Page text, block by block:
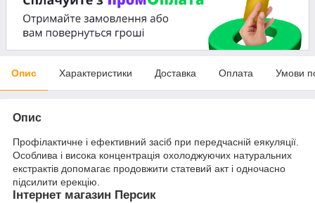
Опис Характеристики Доставка Оплата Умови
Опис
Профілактичне і ефективний засіб при передчасній еякуляції.
Особлива і висока концентрація охолоджуючих натуральних
екстрактів допомагає продовжити статевий акт і одночасно
підсилити ерекцію.
Інтернет магазин Персик